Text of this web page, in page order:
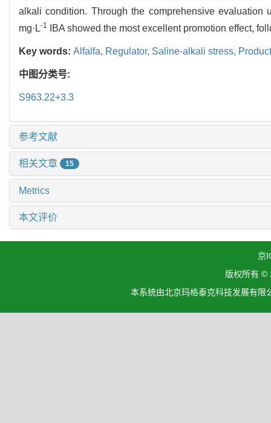
alkali condition. Through the comprehensive
mg·L-1 IBA showed the most excellent promotion effect,
Key words: Alfalfa, Regulator, Saline-alkali stress,
中图分类号:
S963.22+3.3
参考文献
相关文章 15
Metrics
本文评价
京
版权所有 ©
本系统由北京玛格泰克科技发展有